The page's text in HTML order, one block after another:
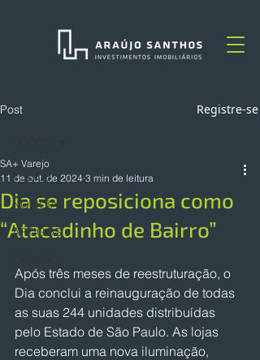
Post Registre-se
TODOS
NOTÍCIAS
ARTIGOS
Dia se reposiciona como
“Atacadinho de Bairro”
SA+ Varejo
11 de out. de 2024 3 min de leitura
Após três meses de reestruturação, o
Dia conclui a reinauguração de todas
as suas 244 unidades distribuídas
pelo Estado de São Paulo. As lojas
receberam uma nova iluminação,